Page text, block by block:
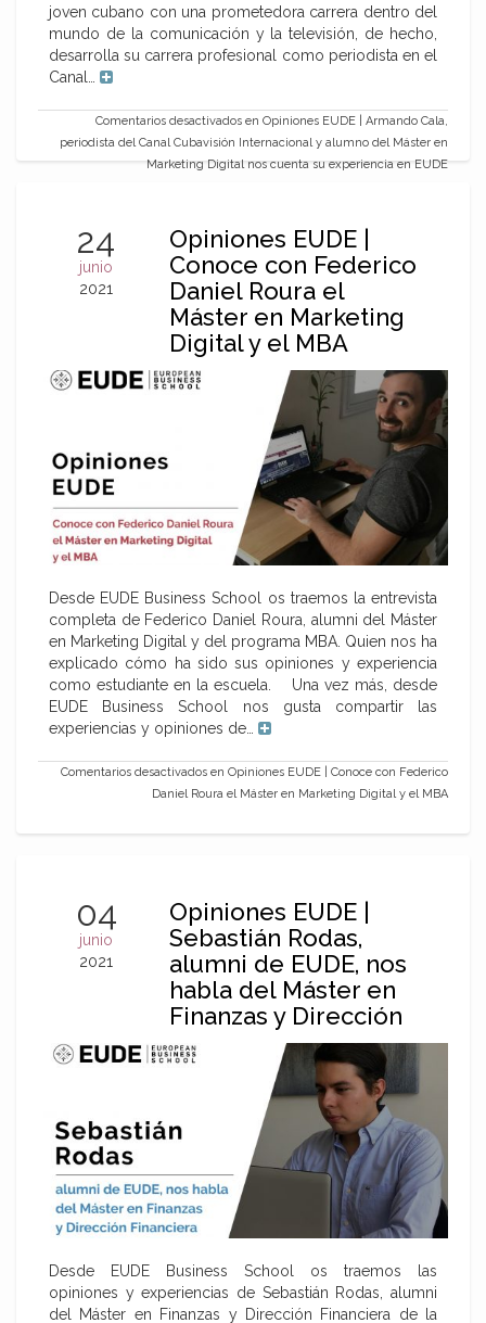
joven cubano con una prometedora carrera dentro del
mundo de la comunicación y la televisión, de hecho,
desarrolla su carrera profesional como periodista en el
Canal…
Comentarios desactivados en Opiniones EUDE | Armando Cala,
periodista del Canal Cubavisión Internacional y alumno del Máster en
Marketing Digital nos cuenta su experiencia en EUDE
24
junio
2021
Opiniones EUDE |
Conoce con Federico
Daniel Roura el
Máster en Marketing
Digital y el MBA
Desde EUDE Business School os traemos la entrevista
completa de Federico Daniel Roura, alumni del Máster
en Marketing Digital y del programa MBA. Quien nos ha
explicado cómo ha sido sus opiniones y experiencia
como estudiante en la escuela. Una vez más, desde
EUDE Business School nos gusta compartir las
experiencias y opiniones de…
Comentarios desactivados en Opiniones EUDE | Conoce con Federico
Daniel Roura el Máster en Marketing Digital y el MBA
04
junio
2021
Opiniones EUDE |
Sebastián Rodas,
alumni de EUDE, nos
habla del Máster en
Finanzas y Dirección
Financiera
Desde EUDE Business School os traemos las
opiniones y experiencias de Sebastián Rodas, alumni
del Máster en Finanzas y Dirección Financiera de la